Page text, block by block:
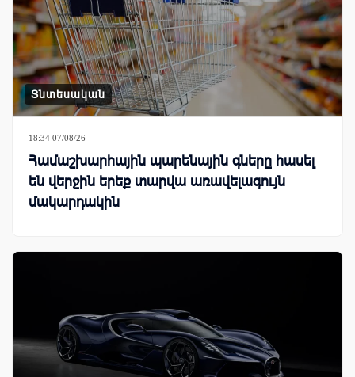
Տնտեսական
18:34 07/08/26
Համաշխարհային պարենային գները հասել
են վերջին երեք տարվա առավելագույն
մակարդակին